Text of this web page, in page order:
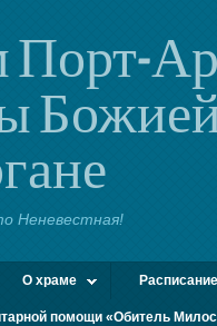
Неневестная!
О храме
помощи «Обитель